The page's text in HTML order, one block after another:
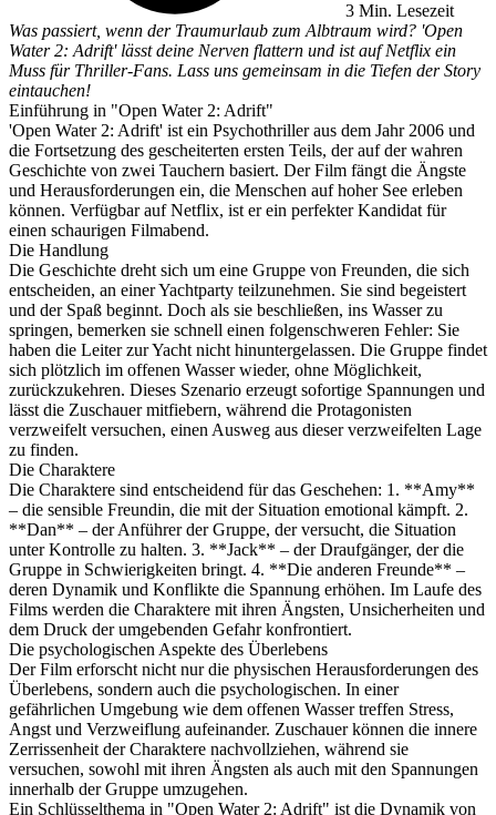
3 Min. Lesezeit
Was passiert, wenn der Traumurlaub zum Albtraum wird? 'Open
Water 2: Adrift' lässt deine Nerven flattern und ist auf Netflix ein
Muss für Thriller-Fans. Lass uns gemeinsam in die Tiefen der Story
eintauchen!
Einführung in "Open Water 2: Adrift"
'Open Water 2: Adrift' ist ein Psychothriller aus dem Jahr 2006 und
die Fortsetzung des gescheiterten ersten Teils, der auf der wahren
Geschichte von zwei Tauchern basiert. Der Film fängt die Ängste
und Herausforderungen ein, die Menschen auf hoher See erleben
können. Verfügbar auf Netflix, ist er ein perfekter Kandidat für
einen schaurigen Filmabend.
Die Handlung
Die Geschichte dreht sich um eine Gruppe von Freunden, die sich
entscheiden, an einer Yachtparty teilzunehmen. Sie sind begeistert
und der Spaß beginnt. Doch als sie beschließen, ins Wasser zu
springen, bemerken sie schnell einen folgenschweren Fehler: Sie
haben die Leiter zur Yacht nicht hinuntergelassen. Die Gruppe findet
sich plötzlich im offenen Wasser wieder, ohne Möglichkeit,
zurückzukehren. Dieses Szenario erzeugt sofortige Spannungen und
lässt die Zuschauer mitfiebern, während die Protagonisten
verzweifelt versuchen, einen Ausweg aus dieser verzweifelten Lage
zu finden.
Die Charaktere
Die Charaktere sind entscheidend für das Geschehen: 1. **Amy**
– die sensible Freundin, die mit der Situation emotional kämpft. 2.
**Dan** – der Anführer der Gruppe, der versucht, die Situation
unter Kontrolle zu halten. 3. **Jack** – der Draufgänger, der die
Gruppe in Schwierigkeiten bringt. 4. **Die anderen Freunde** –
deren Dynamik und Konflikte die Spannung erhöhen. Im Laufe des
Films werden die Charaktere mit ihren Ängsten, Unsicherheiten und
dem Druck der umgebenden Gefahr konfrontiert.
Die psychologischen Aspekte des Überlebens
Der Film erforscht nicht nur die physischen Herausforderungen des
Überlebens, sondern auch die psychologischen. In einer
gefährlichen Umgebung wie dem offenen Wasser treffen Stress,
Angst und Verzweiflung aufeinander. Zuschauer können die innere
Zerrissenheit der Charaktere nachvollziehen, während sie
versuchen, sowohl mit ihren Ängsten als auch mit den Spannungen
innerhalb der Gruppe umzugehen.
Ein Schlüsselthema in "Open Water 2: Adrift" ist die Dynamik von